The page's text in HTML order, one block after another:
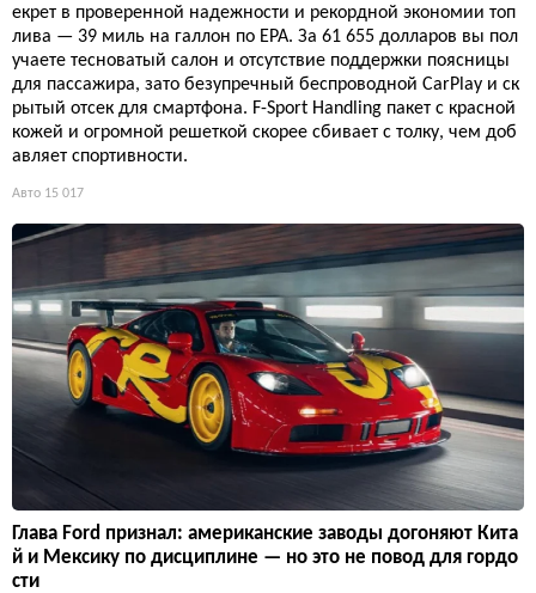
екрет в проверенной надежности и рекордной экономии топ
лива — 39 миль на галлон по EPA. За 61 655 долларов вы пол
учаете тесноватый салон и отсутствие поддержки поясницы
для пассажира, зато безупречный беспроводной CarPlay и ск
рытый отсек для смартфона. F-Sport Handling пакет с красной
кожей и огромной решеткой скорее сбивает с толку, чем доб
авляет спортивности.
Авто 15 017
Глава Ford признал: американские заводы догоняют Кита
й и Мексику по дисциплине — но это не повод для гордо
сти